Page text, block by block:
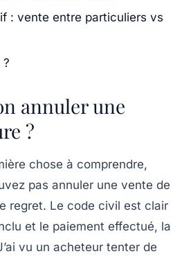
: vente entre particuliers vs
annuler une
?
chose à comprendre,
pas annuler une vente de
regret. Le code civil est clair
et le paiement effectué, la
vu un acheteur tenter de